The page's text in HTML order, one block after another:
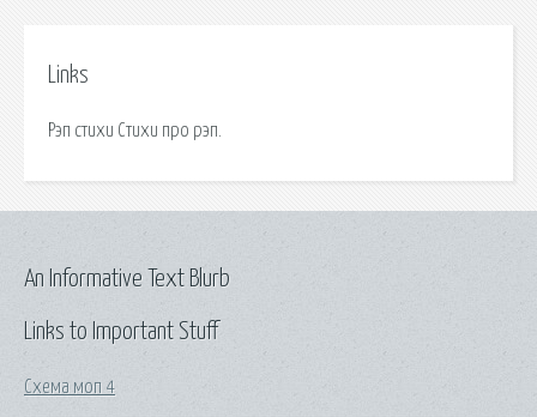
Links
Рэп стихи Стихи про рэп.
Links to Important Stuff
Схема моп 4
An Informative Text Blurb